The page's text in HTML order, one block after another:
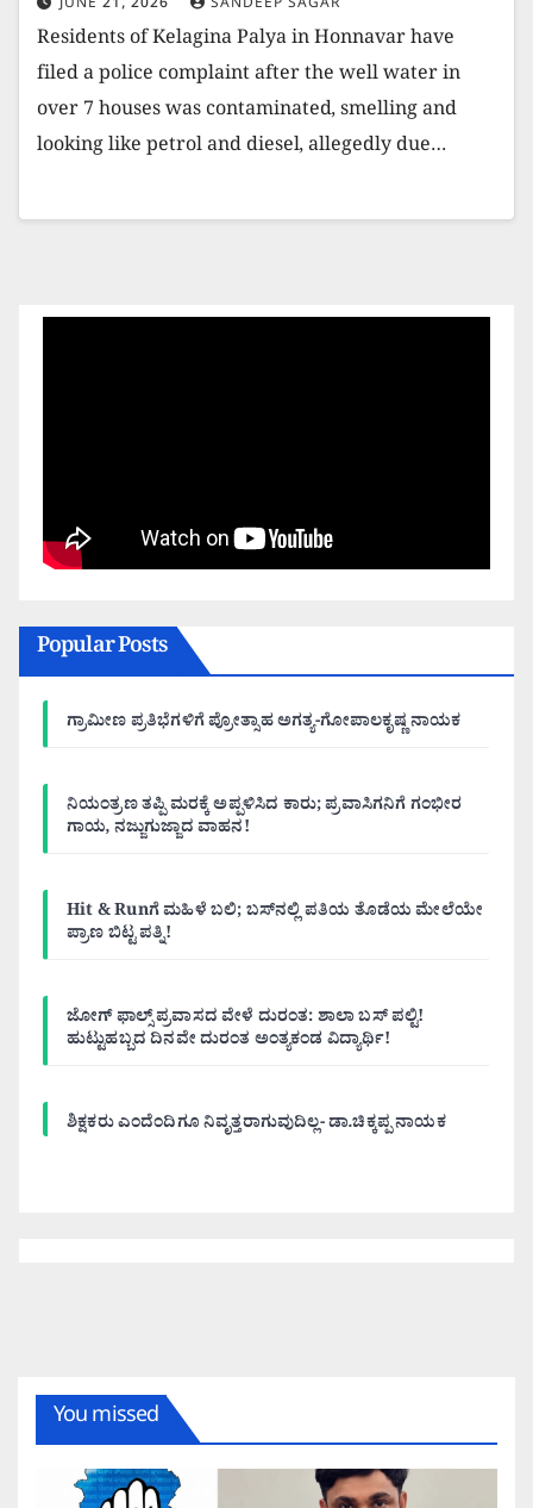
JUNE 21, 2026 SANDEEP SAGAR
Residents of Kelagina Palya in Honnavar have
filed a police complaint after the well water in
over 7 houses was contaminated, smelling and
looking like petrol and diesel, allegedly due…
Popular Posts
ಗ್ರಾಮೀಣ ಪ್ರತಿಭೆಗಳಿಗೆ ಪ್ರೋತ್ಸಾಹ ಅಗತ್ಯ-ಗೋಪಾಲಕೃಷ್ಣ ನಾಯಕ
ನಿಯಂತ್ರಣ ತಪ್ಪಿ ಮರಕ್ಕೆ ಅಪ್ಪಳಿಸಿದ ಕಾರು; ಪ್ರವಾಸಿಗನಿಗೆ ಗಂಭೀರ
ಗಾಯ, ನಜ್ಜುಗುಜ್ಜಾದ ವಾಹನ!
Hit & Runಗೆ ಮಹಿಳೆ ಬಲಿ; ಬಸ್‌ನಲ್ಲಿ ಪತಿಯ ತೊಡೆಯ ಮೇಲೆಯೇ
ಪ್ರಾಣ ಬಿಟ್ಟ ಪತ್ನಿ!
ಜೋಗ್ ಫಾಲ್ಸ್ ಪ್ರವಾಸದ ವೇಳೆ ದುರಂತ: ಶಾಲಾ ಬಸ್ ಪಲ್ಟಿ!
ಹುಟ್ಟುಹಬ್ಬದ ದಿನವೇ ದುರಂತ ಅಂತ್ಯಕಂಡ ವಿದ್ಯಾರ್ಥಿ!
ಶಿಕ್ಷಕರು ಎಂದೆಂದಿಗೂ ನಿವೃತ್ತರಾಗುವುದಿಲ್ಲ- ಡಾ.ಚಿಕ್ಕಪ್ಪ ನಾಯಕ
You missed